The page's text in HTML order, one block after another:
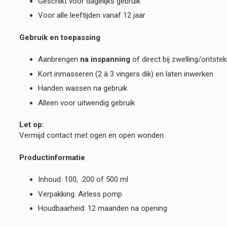
Voor alle leeftijden vanaf 12 jaar
Gebruik en toepassing
Aanbrengen na inspanning of direct bij zwelling/
Kort inmasseren (2 à 3 vingers dik) en laten inwerken
Handen wassen na gebruik
Alleen voor uitwendig gebruik
Let op:
Vermijd contact met ogen en open wonden.
Productinformatie
Inhoud: 100, 200 of 500 ml
Verpakking: Airless pomp
Houdbaarheid: 12 maanden na opening